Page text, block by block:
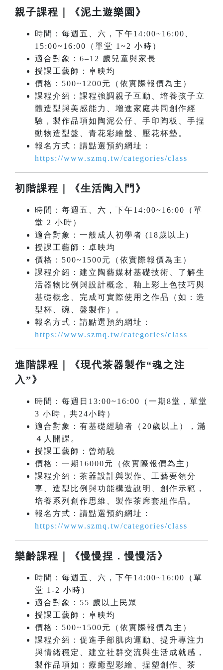
親子課程｜《泥土遊樂園》
時間：每週五、六，下午14:00~16:00、
15:00~16:00（單堂 1~2 小時）
適合對象：6–12 歲兒童與家長
授課工藝師：卓映均
價格：500~1200元（依實際報價為主）
課程介紹：課程強調親子互動、培養孩子立
體造型與美感能力、增進家庭共同創作經
驗，製作品項如陶泥公仔、手印陶板、手捏
動物造型盤、青花彩繪盤、壓花杯墊。
報名方式：請點選預約網址：
https://www.szmq.tw/categories/class
初階課程｜《生活陶入門》
時間：每週五、六，下午14:00~16:00（單
堂 2 小時）
適合對象：一般成人初學者 (18歲以上)
授課工藝師：卓映均
價格：500~1500元（依實際報價為主）
課程介紹：建立陶藝媒材基礎技術、了解生
活器物比例與設計概念、釉上彩上色技巧與
基礎概念、完成可實際使用之作品（如：造
型杯、碗、盤製作）。
報名方式：請點選預約網址：
https://www.szmq.tw/categories/class
進階課程｜《現代茶器製作“魂之注
入”》
時間：每週日13:00~16:00（一期8堂，單堂
3 小時，共24小時）
適合對象：有基礎經驗者（20歲以上），滿
４人開課。
授課工藝師：曾靖驍
價格：一期16000元（依實際報價為主）
課程介紹：茶器設計與製作、工藝要領分
享、造型比例與功能構造說明、創作示範，
培養系列創作思維、製作茶席套組作品。
報名方式：請點選預約網址：
https://www.szmq.tw/categories/class
樂齡課程｜《慢慢捏．慢慢活》
時間：每週五、六，下午14:00~16:00（單
堂 1-2 小時）
適合對象：55 歲以上民眾
授課工藝師：卓映均
價格：500~1500元（依實際報價為主）
課程介紹：促進手部肌肉運動、提升專注力
與情緒穩定、建立社群交流與生活成就感，
製作品項如：療癒型彩繪、捏塑創作、茶